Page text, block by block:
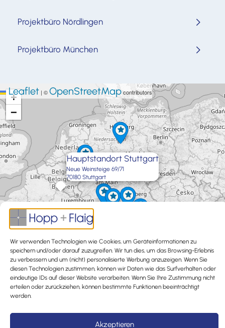
Wir verwenden Technologien wie Cookies, um Geräteinformationen zu
speichern und/oder darauf zuzugreifen. Wir tun dies, um das Browsing-Erlebnis
zu verbessern und um (nicht) personalisierte Werbung anzuzeigen. Wenn Sie
diesen Technologien zustimmen, können wir Daten wie das Surfverhalten oder
eindeutige IDs auf dieser Website verarbeiten. Wenn Sie Ihre Zustimmung nicht
erteilen oder zurückziehen, können bestimmte Funktionen beeinträchtigt
werden.
Akzeptieren
Hauptstandort Stuttgart
Neue Weinsteige 69/71
70180 Stuttgart
×
+
−
Leaflet | ©OpenStreetMapcontributors
Exit map
Projektbüro Nördlingen
Projektbüro München
Hinweisgeber